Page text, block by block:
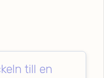
till en